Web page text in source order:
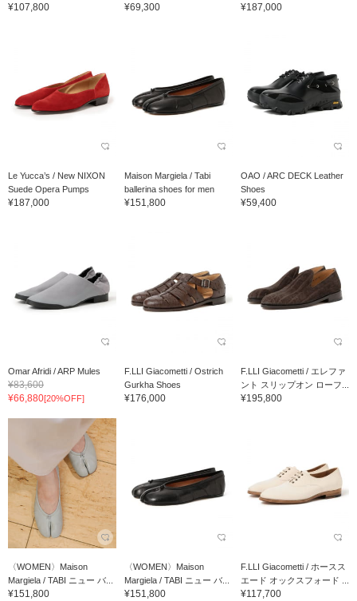
¥107,800 ¥69,300 ¥187,000
Le Yucca’s / New NIXON
Suede Opera Pumps
¥187,000
Maison Margiela / Tabi
ballerina shoes for men
¥151,800
OAO / ARC DECK Leather
Shoes
¥59,400
Omar Afridi / ARP Mules
¥83,600
¥66,880[20%OFF]
F.LLI Giacometti / Ostrich
Gurkha Shoes
¥176,000
F.LLI Giacometti / エレファ
ント スリップオン ローフ...
¥195,800
〈WOMEN〉Maison
Margiela / TABI ニュー バ...
¥151,800
〈WOMEN〉Maison
Margiela / TABI ニュー バ...
¥151,800
F.LLI Giacometti / ホースス
エード オックスフォード ...
¥117,700